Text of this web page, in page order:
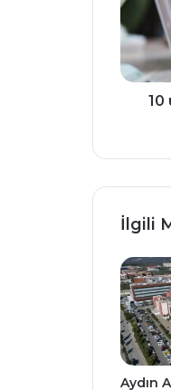
almak
için
ilana
çıktı
10
İlgili
Aydın